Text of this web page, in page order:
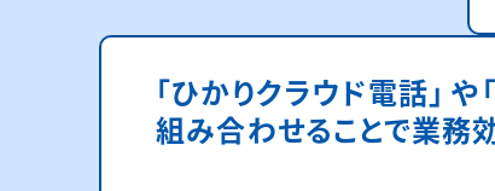
「ひかりクラウド電話」 や
組み合わせることで業務